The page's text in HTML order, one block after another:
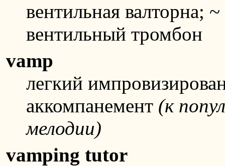
вентильная валторна;
вентильный тромбон
vamp
легкий
аккомпанемент (к
мелодии)
vamping tutor